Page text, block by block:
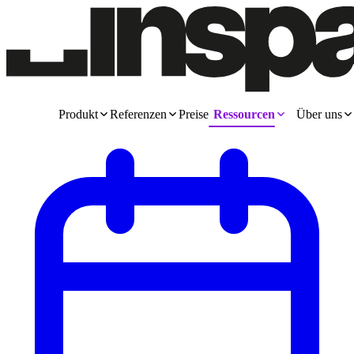
Produkt Referenzen Preise Ressourcen Über uns